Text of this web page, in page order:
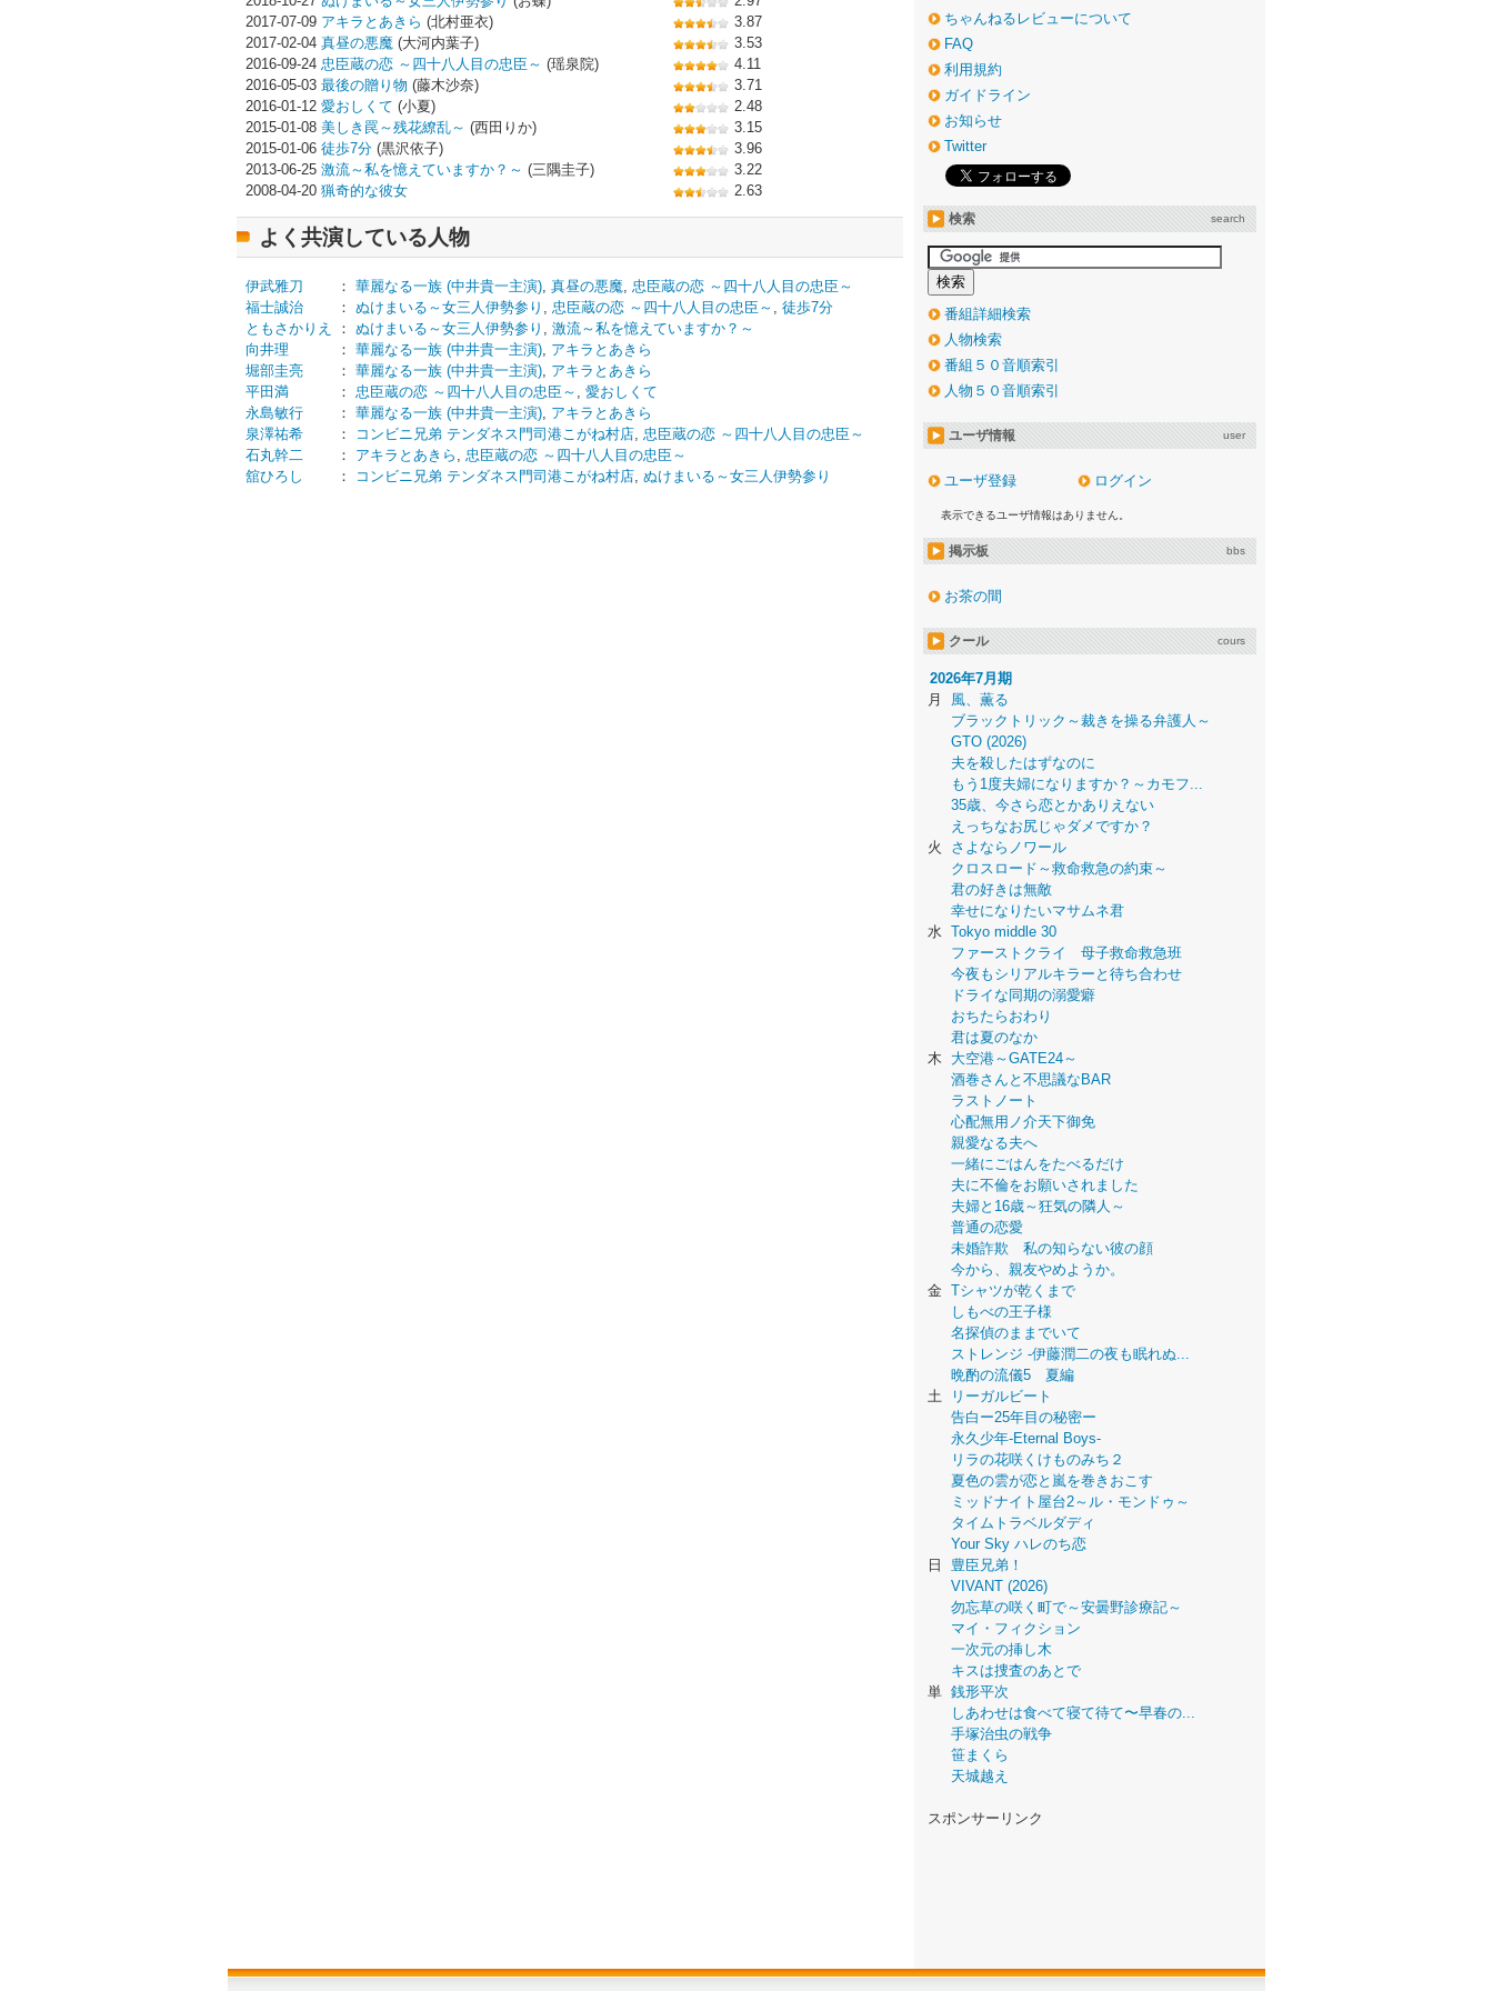
2017-07-09 アキラとあきら (北村亜衣)
3.87
2017-02-04 真昼の悪魔 (大河内葉子)
3.53
2016-09-24 忠臣蔵の恋 ～四十八人目の忠臣～ (瑶泉院)
4.11
2016-05-03 最後の贈り物 (藤木沙奈)
3.71
2016-01-12 愛おしくて (小夏)
2.48
2015-01-08 美しき罠～残花繚乱～ (西田りか)
3.15
2015-01-06 徒歩7分 (黒沢依子)
3.96
2013-06-25 激流～私を憶えていますか？～ (三隅圭子)
3.22
2008-04-20 猟奇的な彼女 2.63
よく共演している人物
伊武雅刀 ： 華麗なる一族 (中井貴一主演), 真昼の悪魔, 忠臣蔵の恋 ～四十八人目の忠臣～
福士誠治
： ぬけまいる～女三人伊勢参り , 忠臣蔵の恋 ～四十八人目の忠臣～ , 徒歩7分
ともさかりえ
： ぬけまいる～女三人伊勢参り , 激流～私を憶えていますか？～
向井理
： 華麗なる一族 (中井貴一主演), アキラとあきら
堀部圭亮
： 華麗なる一族 (中井貴一主演), アキラとあきら
平田満
： 忠臣蔵の恋 ～四十八人目の忠臣～ , 愛おしくて
永島敏行
： 華麗なる一族 (中井貴一主演), アキラとあきら
泉澤祐希
： コンビニ兄弟 テンダネス門司港こがね村店, 忠臣蔵の恋 ～四十八人目の忠臣～
石丸幹二
： アキラとあきら , 忠臣蔵の恋 ～四十八人目の忠臣～
舘ひろし
： コンビニ兄弟 テンダネス門司港こがね村店, ぬけまいる～女三人伊勢参り
ちゃんねるレビューについて
FAQ
利用規約
ガイドライン
お知らせ
Twitter
検索 search
番組詳細検索
人物検索
番組５０音順索引
人物５０音順索引
ユーザ情報 user
ユーザ登録 ログイン
表示できるユーザ情報はありません。
掲示板 bbs
お茶の間
クール cours
2026年7月期
月
風、薫る
ブラックトリック～裁きを操る弁護人～
GTO (2026)
夫を殺したはずなのに
もう1度夫婦になりますか？～カモフ...
35歳、今さら恋とかありえない
えっちなお尻じゃダメですか？
火
さよならノワール
クロスロード～救命救急の約束～
君の好きは無敵
幸せになりたいマサムネ君
水 Tokyo middle 30
ファーストクライ 母子救命救急班
今夜もシリアルキラーと待ち合わせ
ドライな同期の溺愛癖
おちたらおわり
君は夏のなか
木
大空港～GATE24～
酒巻さんと不思議なBAR
ラストノート
心配無用ノ介天下御免
親愛なる夫へ
一緒にごはんをたべるだけ
夫に不倫をお願いされました
夫婦と16歳～狂気の隣人～
普通の恋愛
未婚詐欺 私の知らない彼の顔
今から、親友やめようか。
金 Tシャツが乾くまで
しもべの王子様
名探偵のままでいて
ストレンジ -伊藤潤二の夜も眠れぬ...
晩酌の流儀5 夏編
土
リーガルビート
告白ー25年目の秘密ー
永久少年-Eternal Boys-
リラの花咲くけものみち２
夏色の雲が恋と嵐を巻きおこす
ミッドナイト屋台2～ル・モンドゥ～
タイムトラベルダディ
Your Sky ハレのち恋
日
豊臣兄弟！
VIVANT (2026)
勿忘草の咲く町で～安曇野診療記～
マイ・フィクション
一次元の挿し木
キスは捜査のあとで
単 銭形平次
しあわせは食べて寝て待て〜早春の...
手塚治虫の戦争
笹まくら
天城越え
スポンサーリンク